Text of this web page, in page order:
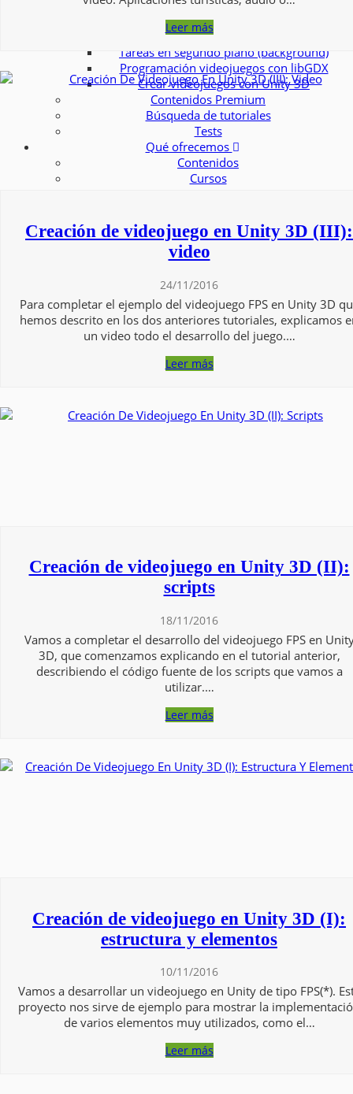
Leer más
Creación de videojuego en Unity 3D (III):
video
24/11/2016
Para completar el ejemplo del videojuego FPS en Unity 3D
hemos descrito en los dos anteriores tutoriales, explicamos
un video todo el desarrollo del juego.…
Leer más
Creación de videojuego en Unity 3D (II):
scripts
18/11/2016
Vamos a completar el desarrollo del videojuego FPS en
3D, que comenzamos explicando en el tutorial anterior,
describiendo el código fuente de los scripts que vamos a
utilizar.…
Leer más
Creación de videojuego en Unity 3D (I):
estructura y elementos
10/11/2016
Vamos a desarrollar un videojuego en Unity de tipo FPS(*).
proyecto nos sirve de ejemplo para mostrar la
de varios elementos muy utilizados, como el…
Leer más
Crear Apps para Android Wear
Emuladores y Depuración
Interfaz de Usuario
Tareas en segundo plano (background)
Programación videojuegos con libGDX
Crear videojuegos con Unity 3D
Contenidos Premium
Búsqueda de tutoriales
Tests
Qué ofrecemos
Contenidos
Cursos